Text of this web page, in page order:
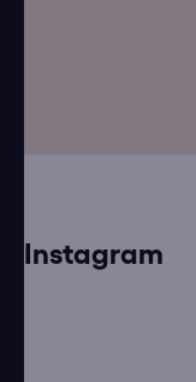
Instagram